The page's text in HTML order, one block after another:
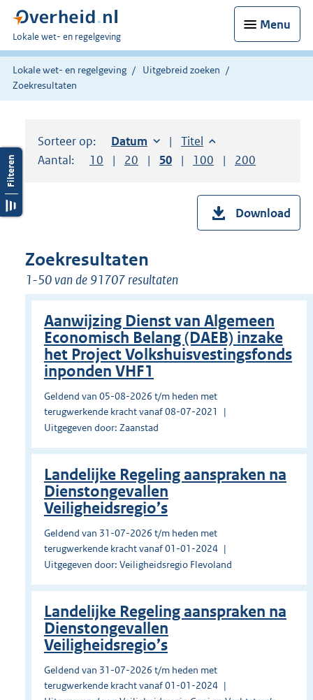
Menu
U
bent
hier:
Lokale wet- en regelgeving
Lokale wet- en regelgeving
Uitgebreid zoeken
Zoekresultaten
Sorteer op: Sorteer op:
Datum oplopendSorteer op:
Titel oplopend
Aantal:
Toon
10 resultaten per pagina
Toon
20 resultaten per pagina
Toon
50 resultaten per pagina
Toon
100 resultaten per
Toon
200
Download
Zoekresultaten
1-50 van de 91707 resultaten
Aanwijzing Dienst van Algemeen
Economisch Belang (DAEB) inzake
het Project Volkshuisvestingsfonds
inponden VHF1
Geldend van 05-08-2026 t/m heden met
terugwerkende kracht vanaf 08-07-2021
Uitgegeven door: Zaanstad
Landelijke Regeling aanspraken na
Dienstongevallen
Veiligheidsregio’s
Geldend van 31-07-2026 t/m heden met
terugwerkende kracht vanaf 01-01-2024
Uitgegeven door: Veiligheidsregio Flevoland
Landelijke Regeling aanspraken na
Dienstongevallen
Veiligheidsregio’s
Geldend van 31-07-2026 t/m heden met
terugwerkende kracht vanaf 01-01-2024